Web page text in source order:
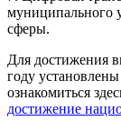
муниципального
сферы.
Для достижения
году
ознакомиться
достижение